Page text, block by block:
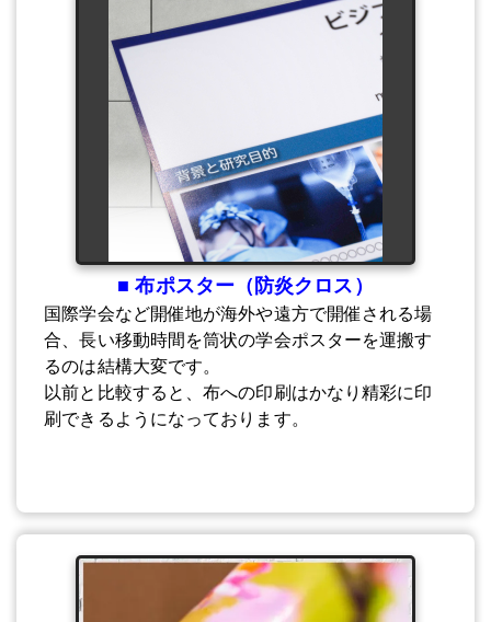
■ 布ポスター（防炎クロス）
国際学会など開催地が海外や遠方で開催される場
合、長い移動時間を筒状の学会ポスターを運搬す
るのは結構大変です。
以前と比較すると、布への印刷はかなり精彩に印
刷できるようになっております。